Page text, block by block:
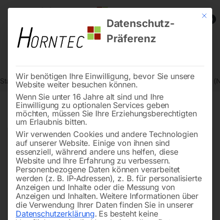
0
Start Metallbearbeitung Metallkreissägen - Zubehör Halteplatte
Mit
Datenschutz-
Präferenz
Wir benötigen Ihre Einwilligung, bevor Sie unsere
Website weiter besuchen können.
Wenn Sie unter 16 Jahre alt sind und Ihre
Einwilligung zu optionalen Services geben
möchten, müssen Sie Ihre Erziehungsberechtigten
um Erlaubnis bitten.
Wir verwenden Cookies und andere Technologien
auf unserer Website. Einige von ihnen sind
essenziell, während andere uns helfen, diese
Website und Ihre Erfahrung zu verbessern.
Personenbezogene Daten können verarbeitet
werden (z. B. IP-Adressen), z. B. für personalisierte
Anzeigen und Inhalte oder die Messung von
Anzeigen und Inhalten. Weitere Informationen über
die Verwendung Ihrer Daten finden Sie in unserer
Datenschutzerklärung. Es besteht keine